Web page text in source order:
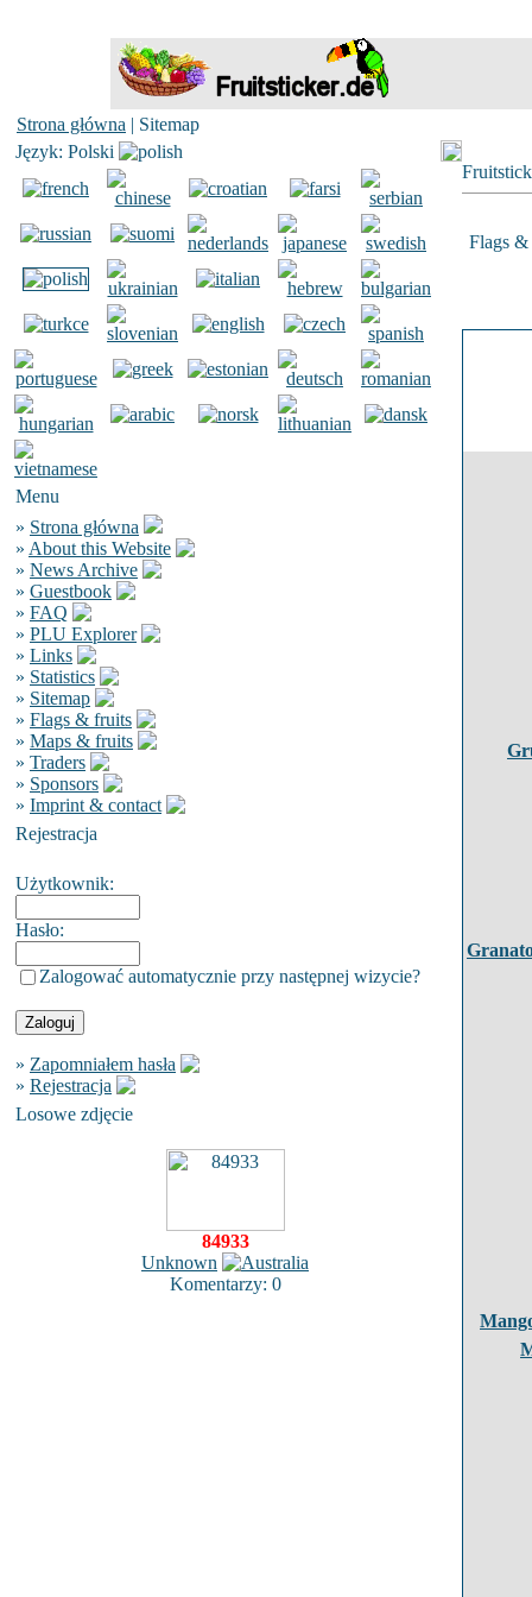
Strona główna | Sitemap
Język: Polski
Menu
» Strona główna
» About this Website
» News Archive
» Guestbook
» FAQ
» PLU Explorer
» Links
» Statistics
» Sitemap
» Flags & fruits
» Maps & fruits
» Traders
» Sponsors
» Imprint & contact
Rejestracja
Użytkownik:
Hasło:
Zalogować automatycznie przy następnej wizycie?
» Zapomniałem hasła
» Rejestracja
Losowe zdjęcie
84933
Unknown
Komentarzy: 0
Flags